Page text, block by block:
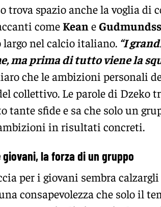
trova spazio anche la voglia di
comeKeane
largo nel calcio italiano. “I
ma prima di tutto viene la
che le ambizioni personali
collettivo. Le parole di Dzeko
tante sfide e sa che solo un
in risultati concreti.
giovani, la forza di un gruppo
per i giovani sembra
consapevolezza che solo il